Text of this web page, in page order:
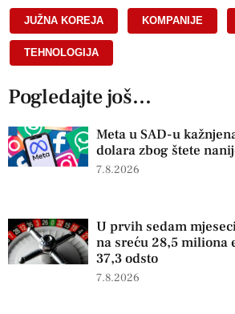
JUŽNA KOREJA KOMPANIJE
TEHNOLOGIJA
Pogledajte još...
Meta u SAD-u
dolara zbog štete
7.8.2026
U prvih sedam
na sreću 28,5 miliona
37,3 odsto
7.8.2026